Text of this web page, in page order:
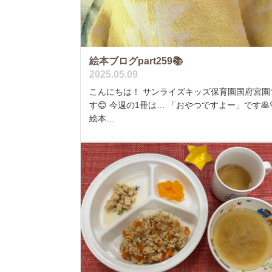
絵本ブログpart259📚
2025.05.09
こんにちは！ サンライズキッズ保育園国府宮園
す😊 今週の1冊は… 「おやつですよー」です
絵本...